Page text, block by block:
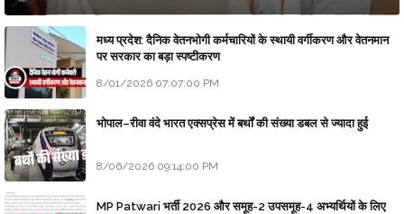
मध्य प्रदेश: दैनिक वेतनभोगी कर्मचारियों के स्थायी वर्गीकरण और वेतनमान
पर सरकार का बड़ा स्पष्टीकरण
8/01/2026 07:07:00 PM
भोपाल–रीवा वंदे भारत एक्सप्रेस में बर्थों की संख्या डबल से ज्यादा हुई
8/06/2026 09:14:00 PM
MP Patwari भर्ती 2026 और समूह-2 उपसमूह-4 अभ्यर्थियों के लिए